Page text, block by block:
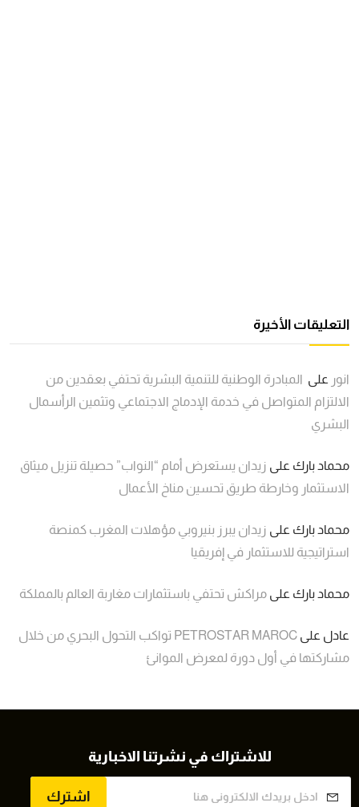
التعليقات الأخيرة
انور على المبادرة الوطنية للتنمية البشرية تحتفي بعقدين من
الالتزام المتواصل في خدمة الإدماج الاجتماعي وتثمين الرأسمال
البشري
محماد بارك على زيدان يستعرض أمام “النواب” حصيلة تنزيل ميثاق
الاستثمار وخارطة طريق تحسين مناخ الأعمال
محماد بارك على زيدان يبرز بنيروبي مؤهلات المغرب كمنصة
استراتيجية للاستثمار في إفريقيا
محماد بارك على مراكش تحتفي باستثمارات مغاربة العالم بالمملكة
عادل على
PETROSTAR MAROC تواكب التحول البحري من خلال
مشاركتها في أول دورة لمعرض الموانئ
للاشتراك في نشرتنا الاخبارية
اشترك